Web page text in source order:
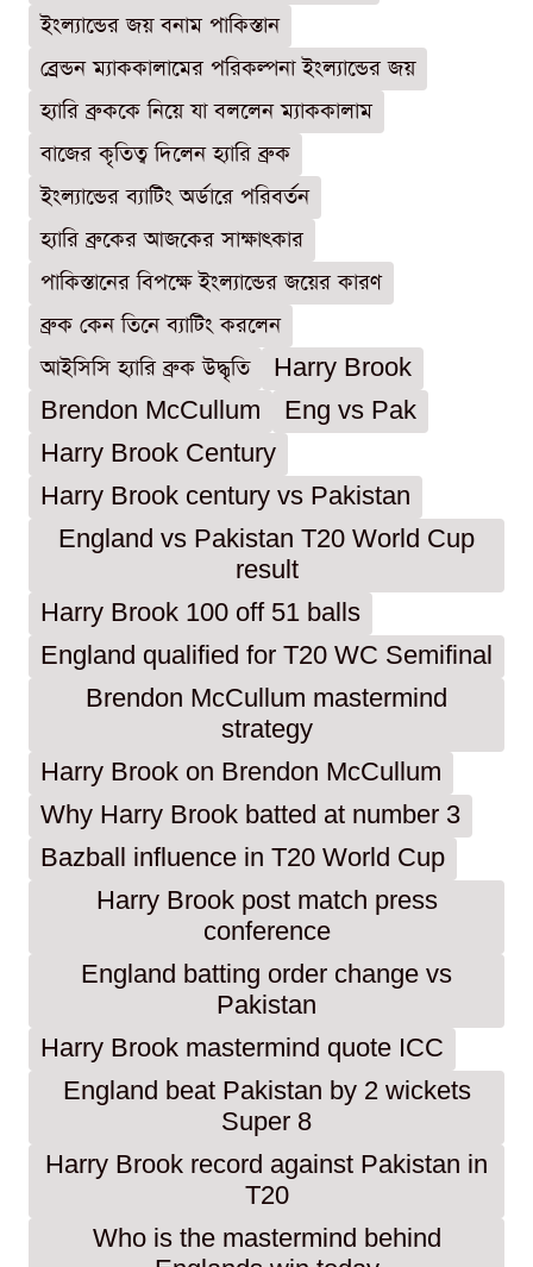
ইংল্যান্ডের জয় বনাম পাকিস্তান
ব্রেন্ডন ম্যাককালামের পরিকল্পনা ইংল্যান্ডের জয়
হ্যারি ব্রুককে নিয়ে যা বললেন ম্যাককালাম
বাজের কৃতিত্ব দিলেন হ্যারি ব্রুক
ইংল্যান্ডের ব্যাটিং অর্ডারে পরিবর্তন
হ্যারি ব্রুকের আজকের সাক্ষাৎকার
পাকিস্তানের বিপক্ষে ইংল্যান্ডের জয়ের কারণ
ব্রুক কেন তিনে ব্যাটিং করলেন
আইসিসি হ্যারি ব্রুক উদ্ধৃতি
Harry Brook
Brendon McCullum
Eng vs Pak
Harry Brook Century
Harry Brook century vs Pakistan
England vs Pakistan T20 World Cup
result
Harry Brook 100 off 51 balls
England qualified for T20 WC Semifinal
Brendon McCullum mastermind
strategy
Harry Brook on Brendon McCullum
Why Harry Brook batted at number 3
Bazball influence in T20 World Cup
Harry Brook post match press
conference
England batting order change vs
Pakistan
Harry Brook mastermind quote ICC
England beat Pakistan by 2 wickets
Super 8
Harry Brook record against Pakistan in
T20
Who is the mastermind behind